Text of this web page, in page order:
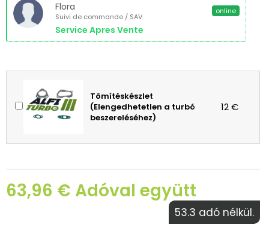
Flora
Suivi de commande / SAV
Service Apres Vente
online
Tömítéskészlet
(Elengedhetetlen a turbó
beszereléséhez)
12 €
63,96 € Adóval együtt
53.3 adó nélkül.